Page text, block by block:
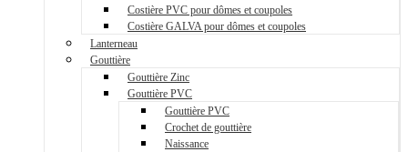
Costière PVC pour dômes et coupoles
Costière GALVA pour dômes et coupoles
Lanterneau
Gouttière
Gouttière Zinc
Gouttière PVC
Gouttière PVC
Crochet de gouttière
Naissance